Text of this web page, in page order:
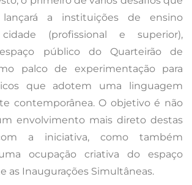
lançará a instituições de ensino
(profissional e superior),
público do Quarteirão de
palco de experimentação para
que adotem uma linguagem
contemporânea. O objetivo é não
envolvimento mais direto destas
a iniciativa, como também
ocupação criativa do espaço
as Inaugurações Simultâneas.